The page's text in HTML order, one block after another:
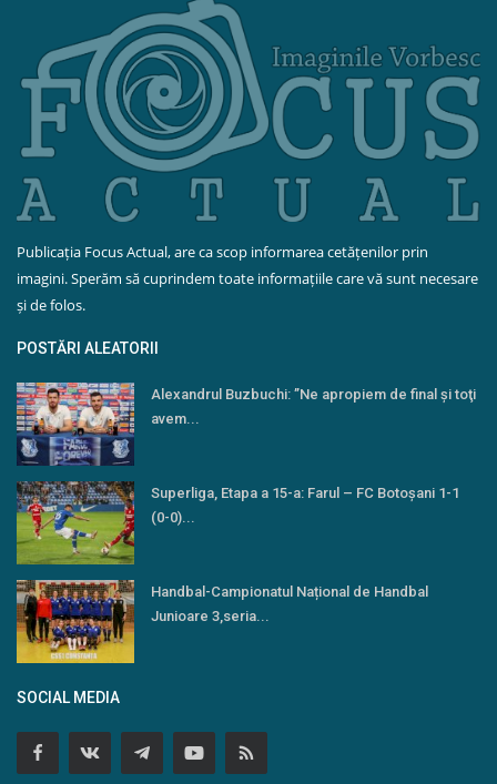
Publicația Focus Actual, are ca scop informarea cetățenilor prin
imagini. Sperăm să cuprindem toate informațiile care vă sunt necesare
și de folos.
POSTĂRI ALEATORII
Alexandrul Buzbuchi: ’’Ne apropiem de final şi toţi
avem...
Superliga, Etapa a 15-a: Farul – FC Botoşani 1-1
(0-0)...
Handbal-Campionatul Național de Handbal
Junioare 3,seria...
SOCIAL MEDIA